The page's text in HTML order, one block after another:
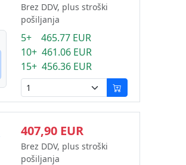
Brez DDV, plus stroški
pošiljanja
5+ 465.77 EUR
10+ 461.06 EUR
15+ 456.36 EUR
407,90 EUR
Brez DDV, plus stroški
pošiljanja